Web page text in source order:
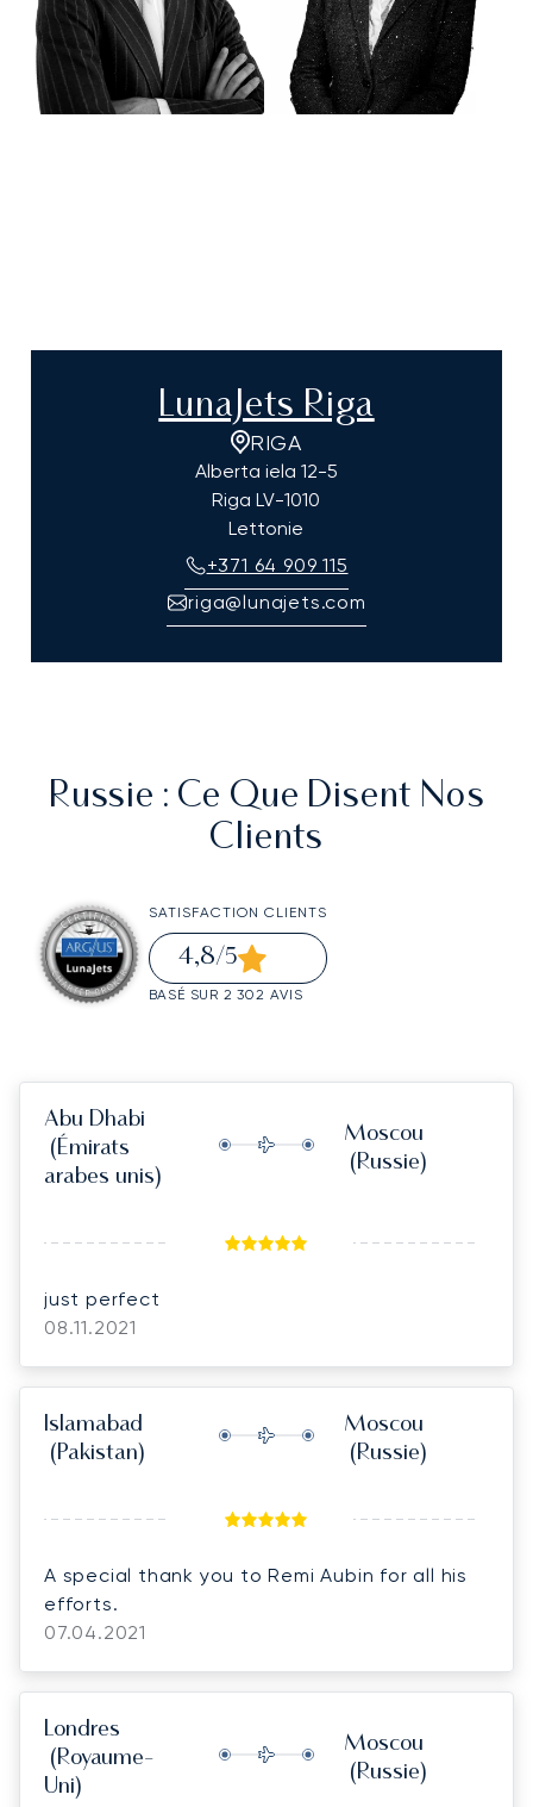
LunaJets Riga
RIGA
Alberta iela 12-5
Riga LV-1010
Lettonie
+371 64 909 115
riga@lunajets.com
Russie : Ce Que Disent Nos
Clients
SATISFACTION CLIENTS
4,8/5
BASÉ SUR 2 302 AVIS
Abu Dhabi
(Émirats
arabes unis)
Moscou
(Russie)
just perfect
08.11.2021
Islamabad
(Pakistan)
Moscou
(Russie)
A special thank you to Remi Aubin for all his
efforts.
07.04.2021
Londres
(Royaume-
Uni)
Moscou
(Russie)